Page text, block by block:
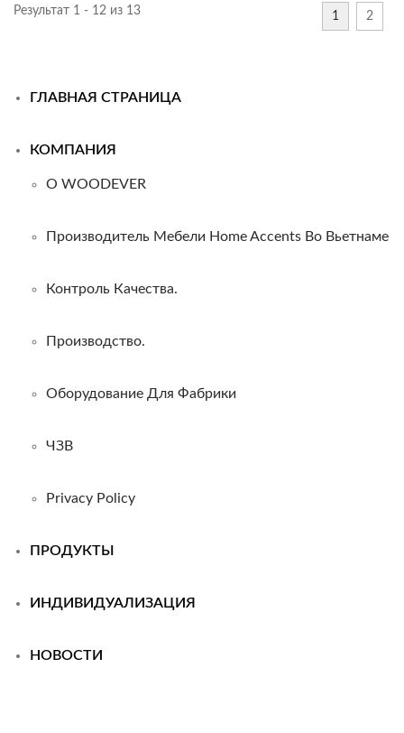
Результат 1 - 12 из 13 1 2
ГЛАВНАЯ СТРАНИЦА
КОМПАНИЯ
О WOODEVER
Производитель Мебели Home Accents Во Вьетнаме
Контроль Качества.
Производство.
Оборудование Для Фабрики
ЧЗВ
Privacy Policy
ПРОДУКТЫ
ИНДИВИДУАЛИЗАЦИЯ
НОВОСТИ